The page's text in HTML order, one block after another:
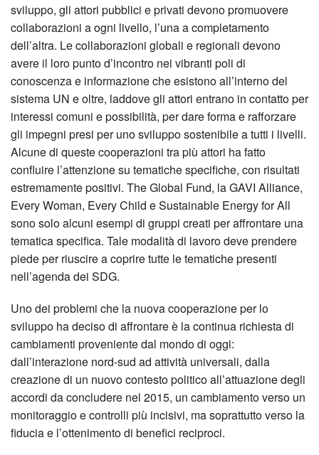
sviluppo, gli attori pubblici e privati devono promuovere
collaborazioni a ogni livello, l’una a completamento
dell’altra. Le collaborazioni globali e regionali devono
avere il loro punto d’incontro nei vibranti poli di
conoscenza e informazione che esistono all’interno del
sistema UN e oltre, laddove gli attori entrano in contatto per
interessi comuni e possibilità, per dare forma e rafforzare
gli impegni presi per uno sviluppo sostenibile a tutti i livelli.
Alcune di queste cooperazioni tra più attori ha fatto
confluire l’attenzione su tematiche specifiche, con risultati
estremamente positivi. The Global Fund, la GAVI Alliance,
Every Woman, Every Child e Sustainable Energy for All
sono solo alcuni esempi di gruppi creati per affrontare una
tematica specifica. Tale modalità di lavoro deve prendere
piede per riuscire a coprire tutte le tematiche presenti
nell’agenda dei SDG.
Uno dei problemi che la nuova cooperazione per lo
sviluppo ha deciso di affrontare è la continua richiesta di
cambiamenti proveniente dal mondo di oggi:
dall’interazione nord-sud ad attività universali, dalla
creazione di un nuovo contesto politico all’attuazione degli
accordi da concludere nel 2015, un cambiamento verso un
monitoraggio e controlli più incisivi, ma soprattutto verso la
fiducia e l’ottenimento di benefici reciproci.